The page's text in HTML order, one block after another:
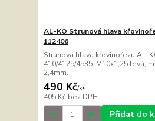
AL-KO Strunová hlava
112406
Strunová hlava křovinořezu AL-
410/4125/4535. M10x1,25 levá,
2,4mm.
490 Kč/ks
405 Kč bez DPH
Přidat do